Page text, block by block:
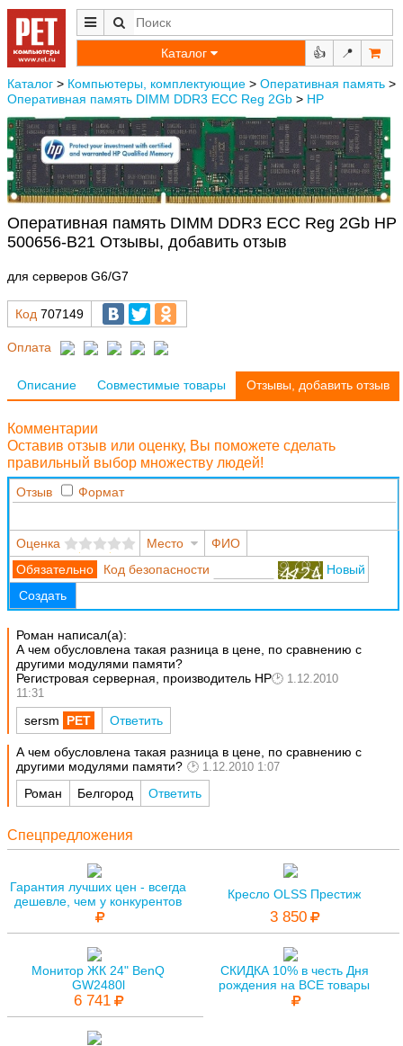
Каталог 👍 📍
Каталог > Компьютеры, комплектующие > Оперативная память >
Оперативная память DIMM DDR3 ECC Reg 2Gb > HP
Оперативная память DIMM DDR3 ECC Reg 2Gb HP
500656-B21 Отзывы, добавить отзыв
для серверов G6/G7
Код 707149
Оплата
Описание Совместимые товары Отзывы, добавить отзыв
Комментарии
Оставив отзыв или оценку, Вы поможете сделать
правильный выбор множеству людей!
Отзыв Формат
Оценка Место
ФИО
Код безопасности
Новый
Создать
Роман написал(а):
А чем обусловлена такая разница в цене, по сравнению с
другими модулями памяти?
Регистровая серверная, производитель HP
1.12.2010
11:31
sersm Ответить
А чем обусловлена такая разница в цене, по сравнению с
другими модулями памяти?
1.12.2010 1:07
Роман Белгород Ответить
Спецпредложения
Гарантия лучших цен - всегда
дешевле, чем у конкурентов
Кресло OLSS Престиж
3 850
Монитор ЖК 24" BenQ
GW2480l
6 741
СКИДКА 10% в честь Дня
рождения на ВСЕ товары